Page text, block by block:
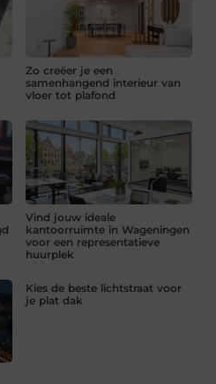
Zo creëer je een
samenhangend interieur van
vloer tot plafond
Vind jouw ideale
kantoorruimte in Wageningen
voor een representatieve
huurplek
Kies de beste lichtstraat voor
je plat dak